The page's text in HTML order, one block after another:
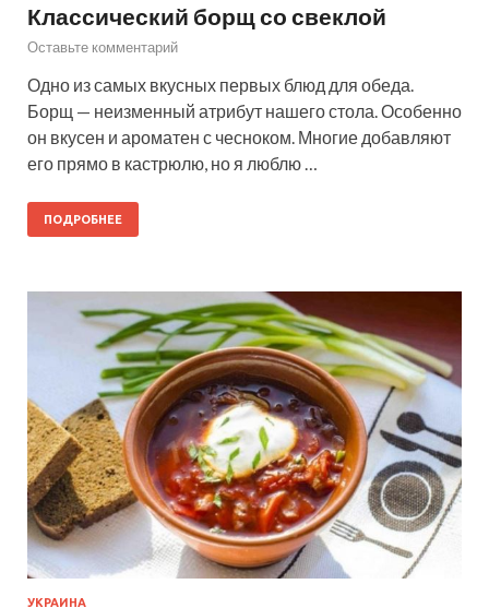
Классический борщ со свеклой
Оставьте комментарий
Одно из самых вкусных первых блюд для обеда.
Борщ — неизменный атрибут нашего стола. Особенно
он вкусен и ароматен с чесноком. Многие добавляют
его прямо в кастрюлю, но я люблю …
ПОДРОБНЕЕ
УКРАИНА